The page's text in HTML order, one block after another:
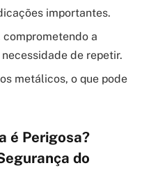
importantes.
comprometendo a
de repetir.
metálicos, o que pode
é Perigosa?
do